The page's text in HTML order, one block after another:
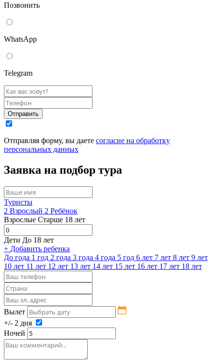
Позвонить
WhatsАpp
Telegram
Отправить
Отправляя форму, вы даете согласие на обработку
персональных данных
Заявка на подбор тура
Туристы
2 Взрослый 2 Ребёнок
Взрослые Старше 18 лет
Дети До 18 лет
+ Добавить ребенка
До года 1 год 2 года 3 года 4 года 5 год 6 лет 7 лет 8 лет 9 лет
10 лет 11 лет 12 лет 13 лет 14 лет 15 лет 16 лет 17 лет 18 лет
Вылет
+/- 2 дня
Ночей